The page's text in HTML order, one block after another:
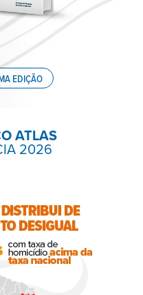
EDIÇÃO
ATLAS
2026